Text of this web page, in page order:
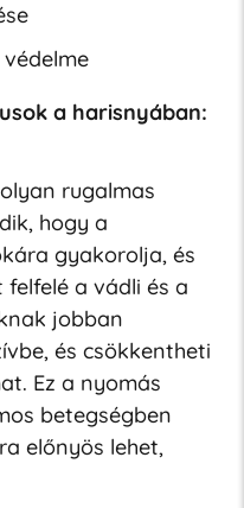
a harisnyában:
rugalmas
hogy a
gyakorolja, és
a vádli és a
jobban
és csökkentheti
Ez a nyomás
betegségben
előnyös lehet,